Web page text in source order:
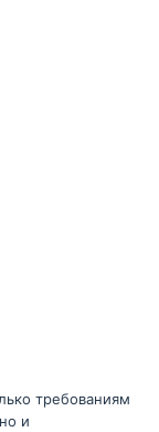
требованиям
и